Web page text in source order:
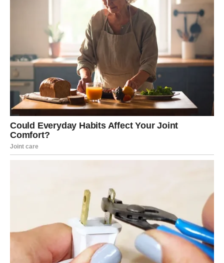
Poslije mnogo tuge dolazi period mira, ljubavi i osjećaja
da ste konačno na pravom mjestu.
Plivate u sreći kakvu dugo niste osjetili
Pred vama su veoma nježni i sretni trenuci.
LAV
Lavovima dolazi veliki poslovni i finansijski uspjeh.
Mogući su bonus, dodatna zarada ili poslovna prilika koja
Vrijeme velikog bogatstva tek počinje
Pred vama su veoma uspješni dani.
DJEVICA